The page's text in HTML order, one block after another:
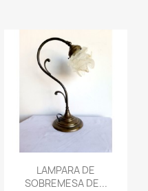
 Vista rápida
LAMPARA DE
SOBREMESA DE...